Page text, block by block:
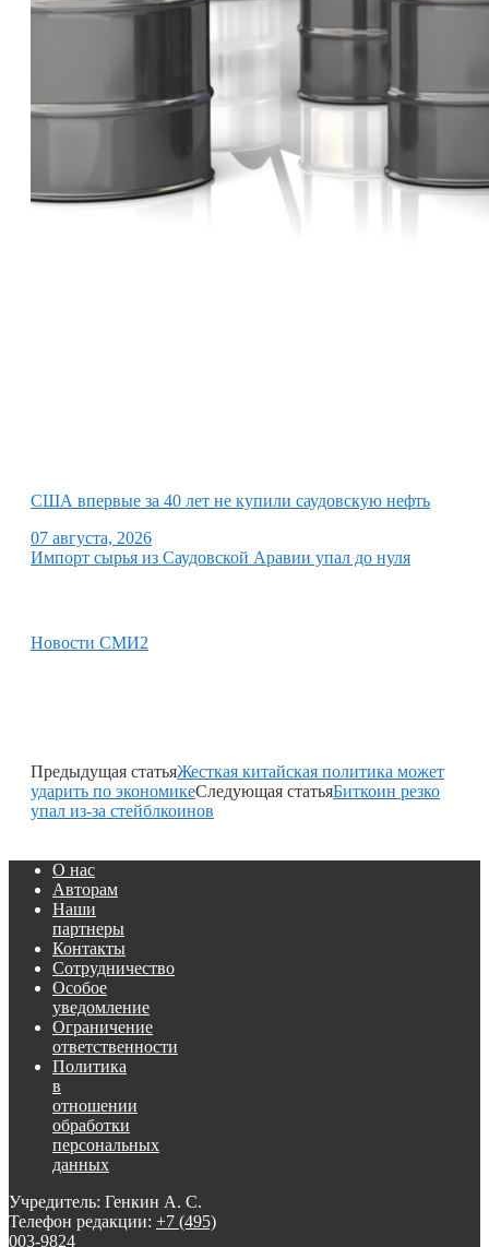
США впервые за 40 лет не купили саудовскую нефть
07 августа, 2026
Импорт сырья из Саудовской Аравии упал до нуля
Новости СМИ2
Предыдущая статьяЖесткая китайская политика может
ударить по экономикеСледующая статьяБиткоин резко
упал из-за стейблкоинов
О нас
Авторам
Наши
партнеры
Контакты
Сотрудничество
Особое
уведомление
Ограничение
ответственности
Политика
в
отношении
обработки
персональных
данных
Учредитель: Генкин А. С.
Телефон редакции: +7 (495)
003-9824